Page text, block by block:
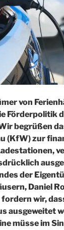
von
Förderpolitik
begrüßen
(KfW) zur
der
Daniel
fordern wir,
ausgeweitet
müsse im